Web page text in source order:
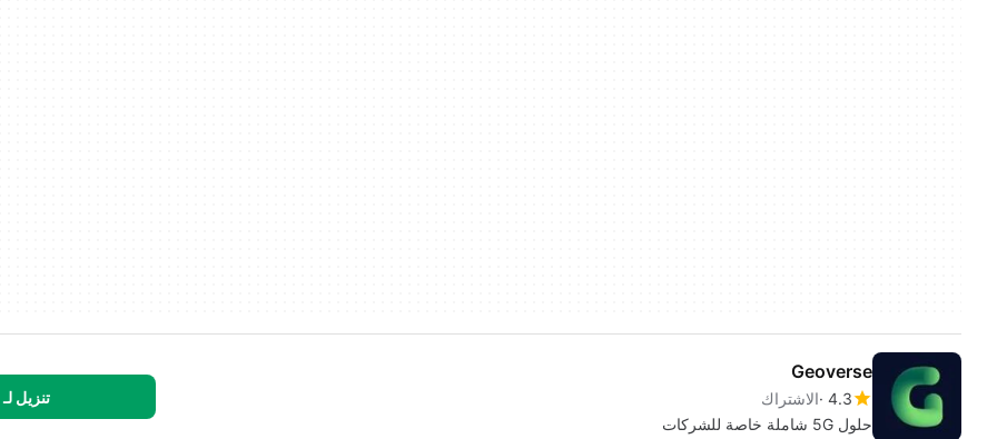
Geoverse
4.3 الاشتراك
حلول 5G شاملة خاصة للشركات
تنزيل لـ